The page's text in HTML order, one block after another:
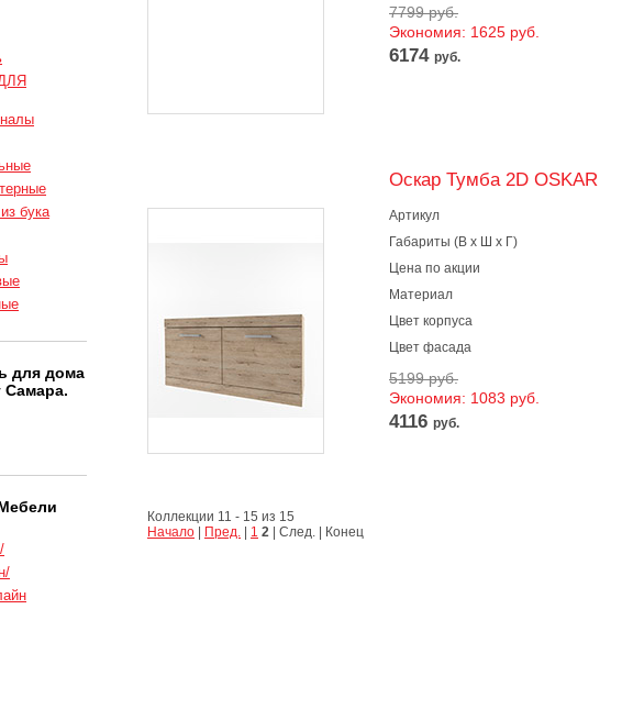
бука
для дома
Самара.
7799 руб.
Экономия: 1625 руб.
6174 руб.
Оскар Тумба 2D OSKAR
Артикул
Габариты (В х Ш х Г)
Цена по акции
Материал
Цвет корпуса
Цвет фасада
5199 руб.
Экономия: 1083 руб.
4116 руб.
Коллекции 11 - 15 из 15
Начало
Пред. 1 2 | След. | Конец